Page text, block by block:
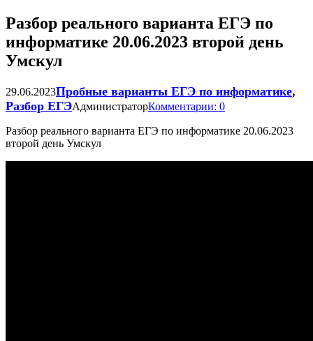
Разбор реального варианта ЕГЭ по
информатике 20.06.2023 второй день
Умскул
29.06.2023Пробные варианты ЕГЭ по информатике,
Разбор ЕГЭАдминистраторКомментарии: 0
Разбор реального варианта ЕГЭ по информатике 20.06.2023
второй день Умскул